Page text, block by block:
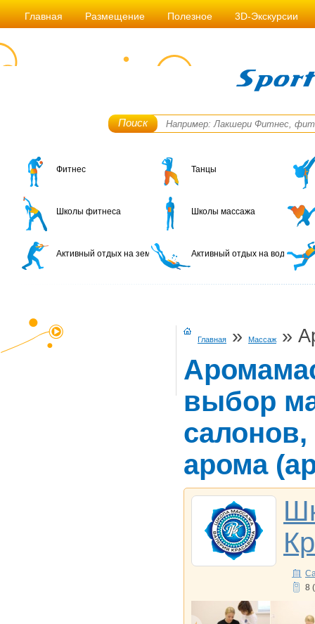
Главная Размещение Полезное 3D-Экскурсии
Поиск
Фитнес Танцы
Школы фитнеса Школы массажа
Активный отдых на земле Активный отдых на воде
Главная » Массаж»
выбор
арома
8